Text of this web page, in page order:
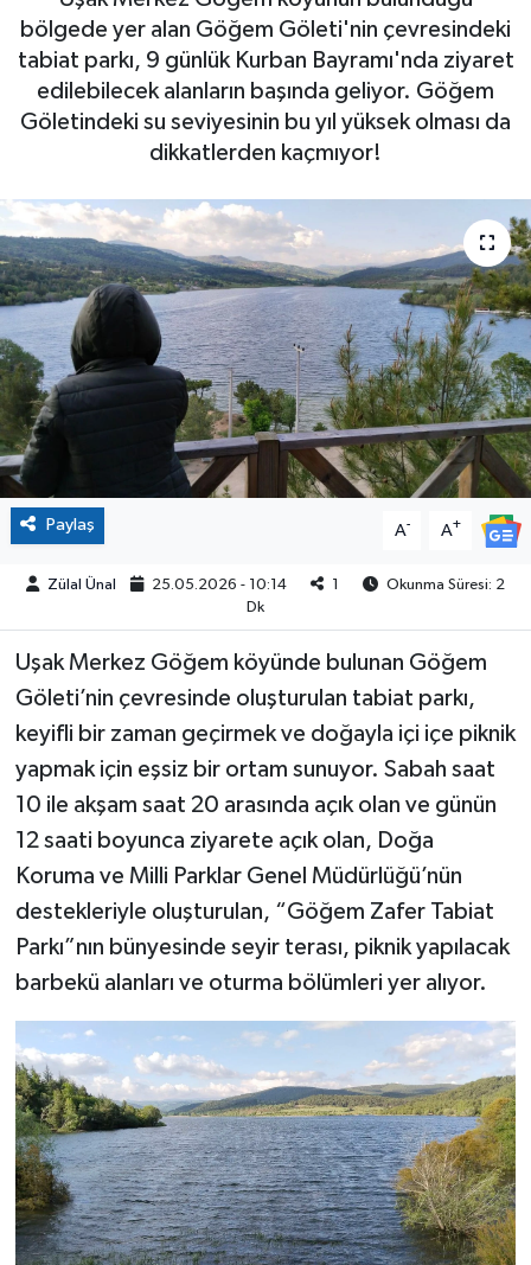
bölgede yer alan Göğem Göleti'nin çevresindeki
tabiat parkı, 9 günlük Kurban Bayramı'nda ziyaret
edilebilecek alanların başında geliyor. Göğem
Göletindeki su seviyesinin bu yıl yüksek olması da
dikkatlerden kaçmıyor!
Paylaş A- A+
Zülal Ünal 25.05.2026 - 10:14
Okunma Süresi: 2
Dk
Uşak Merkez Göğem köyünde bulunan Göğem
Göleti’nin çevresinde oluşturulan tabiat parkı,
keyifli bir zaman geçirmek ve doğayla içi içe piknik
yapmak için eşsiz bir ortam sunuyor. Sabah saat
10 ile akşam saat 20 arasında açık olan ve günün
12 saati boyunca ziyarete açık olan, Doğa
Koruma ve Milli Parklar Genel Müdürlüğü’nün
destekleriyle oluşturulan, “Göğem Zafer Tabiat
Parkı”nın bünyesinde seyir terası, piknik yapılacak
barbekü alanları ve oturma bölümleri yer alıyor.